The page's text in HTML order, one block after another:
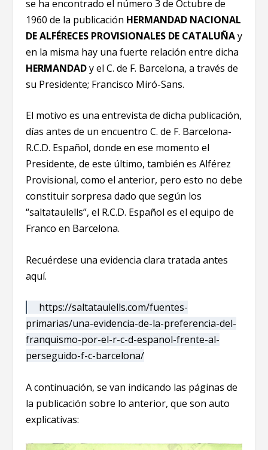
se ha encontrado el número 3 de Octubre de
1960 de la publicación HERMANDAD NACIONAL
DE ALFÉRECES PROVISIONALES DE CATALUÑAy
en la misma hay una fuerte relación entre dicha
HERMANDADy el C. de F. Barcelona, a través de
su Presidente; Francisco Miró-Sans.
El motivo es una entrevista de dicha publicación,
días antes de un encuentro C. de F. Barcelona-
R.C.D. Español, donde en ese momento el
Presidente, de este último, también es Alférez
Provisional, como el anterior, pero esto no debe
constituir sorpresa dado que según los
“saltataulells”, el R.C.D. Español es el equipo de
Franco en Barcelona.
Recuérdese una evidencia clara tratada antes
aquí.
https://saltataulells.com/fuentes-
primarias/una-evidencia-de-la-preferencia-del-
franquismo-por-el-r-c-d-espanol-frente-al-
perseguido-f-c-barcelona/
A continuación, se van indicando las páginas de
la publicación sobre lo anterior, que son auto
explicativas: